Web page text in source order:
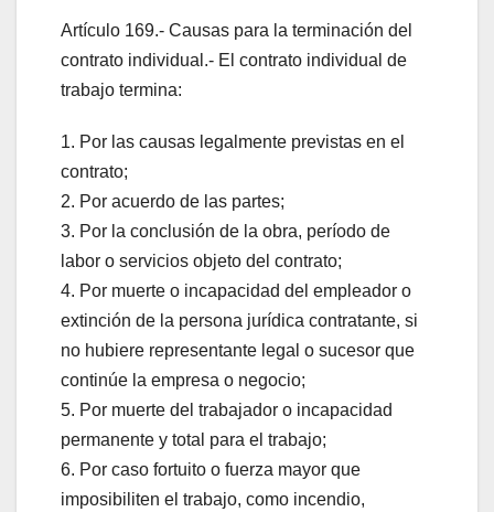
Artículo 169.- Causas para la terminación del
contrato individual.- El contrato individual de
trabajo termina:
1. Por las causas legalmente previstas en el
contrato;
2. Por acuerdo de las partes;
3. Por la conclusión de la obra, período de
labor o servicios objeto del contrato;
4. Por muerte o incapacidad del empleador o
extinción de la persona jurídica contratante, si
no hubiere representante legal o sucesor que
continúe la empresa o negocio;
5. Por muerte del trabajador o incapacidad
permanente y total para el trabajo;
6. Por caso fortuito o fuerza mayor que
imposibiliten el trabajo, como incendio,